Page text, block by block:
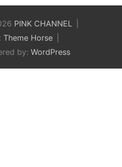
PINK CHANNEL
Theme Horse
by: WordPress